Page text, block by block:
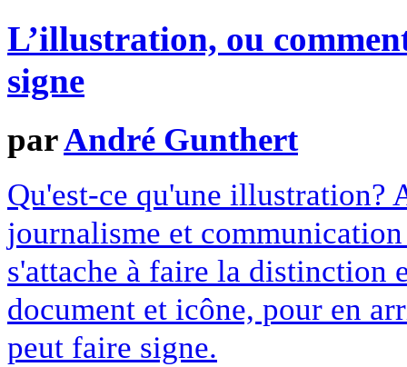
L’illustration, ou
signe
parAndré Gunthert
Qu'est-ce qu'une illustration?
journalisme et
s'attache à faire la distinction
document et icône, pour en
peut faire signe.